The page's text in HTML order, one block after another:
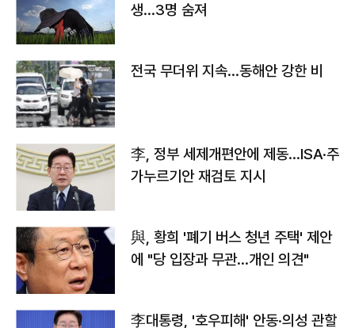
생…3명 숨져
전국 무더위 지속…동해안 강한 비
李, 정부 세제개편안에 제동…ISA·주
가누르기안 재검토 지시
與, 황희 '폐기 버스 청년 주택' 제안
에 "당 입장과 무관…개인 의견"
李대통령, '호우피해' 안동·의성 관할